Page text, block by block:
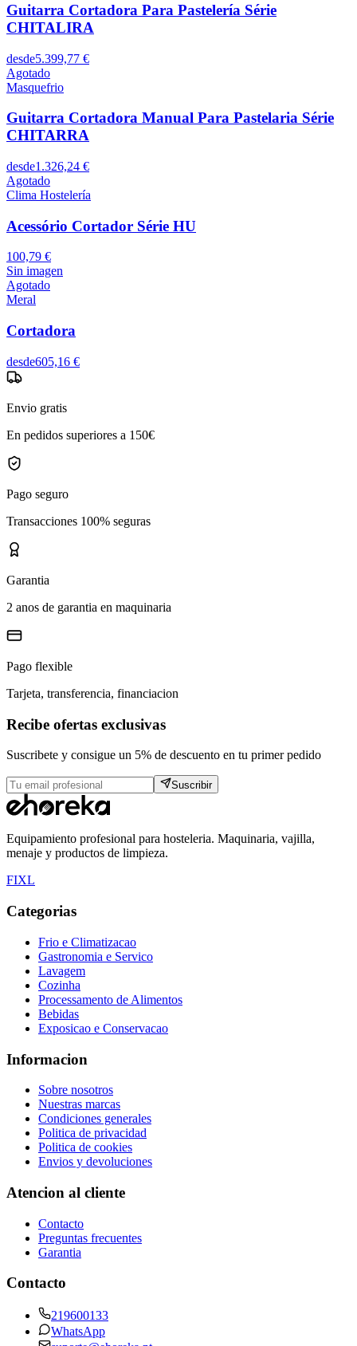
Guitarra Cortadora Para Pastelería Série
CHITALIRA
desde5.399,77 €
Agotado
Masquefrio
Guitarra Cortadora Manual Para Pastelaria Série
CHITARRA
desde1.326,24 €
Agotado
Clima Hostelería
Acessório Cortador Série HU
100,79 €
Sin imagen
Agotado
Meral
Cortadora
desde605,16 €
Envio gratis
En pedidos superiores a 150€
Pago seguro
Transacciones 100% seguras
Garantia
2 anos de garantia en maquinaria
Pago flexible
Tarjeta, transferencia, financiacion
Recibe ofertas exclusivas
Suscribete y consigue un 5% de descuento en tu primer pedido
Suscribir
Equipamiento profesional para hosteleria. Maquinaria, vajilla,
menaje y productos de limpieza.
FIXL
Categorias
Frio e Climatizacao
Gastronomia e Servico
Lavagem
Cozinha
Processamento de Alimentos
Bebidas
Exposicao e Conservacao
Informacion
Sobre nosotros
Nuestras marcas
Condiciones generales
Politica de privacidad
Politica de cookies
Envios y devoluciones
Atencion al cliente
Contacto
Preguntas frecuentes
Garantia
Contacto
219600133
WhatsApp